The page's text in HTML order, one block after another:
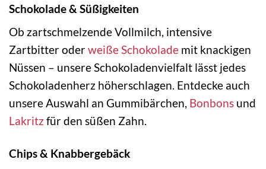
Schokolade & Süßigkeiten
Ob zartschmelzende Vollmilch, intensive
Zartbitter oderweiße Schokolade mit knackigen
Nüssen – unsere Schokoladenvielfalt lässt jedes
Schokoladenherz höherschlagen. Entdecke auch
unsere Auswahl an Gummibärchen, Bonbons und
Lakritz für den süßen Zahn.
Chips & Knabbergebäck